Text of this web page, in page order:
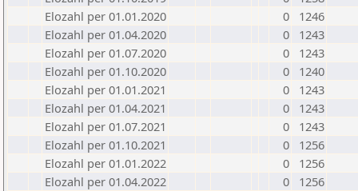
Elozahl per 01.01.2020
0
1246
Elozahl per 01.04.2020
0
1243
Elozahl per 01.07.2020
0
1243
Elozahl per 01.10.2020
0
1240
Elozahl per 01.01.2021
0
1243
Elozahl per 01.04.2021
0
1243
Elozahl per 01.07.2021
0
1243
Elozahl per 01.10.2021
0
1256
Elozahl per 01.01.2022
0
1256
Elozahl per 01.04.2022
0
1256